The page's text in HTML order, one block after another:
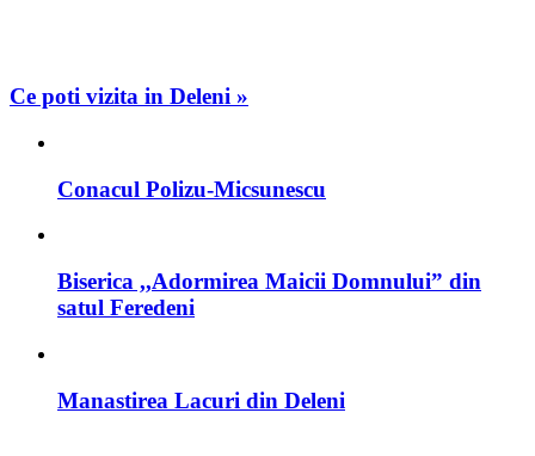
Ce poti vizita in Deleni »
Conacul Polizu-Micsunescu
Biserica ,,Adormirea Maicii Domnului” din
satul Feredeni
Manastirea Lacuri din Deleni